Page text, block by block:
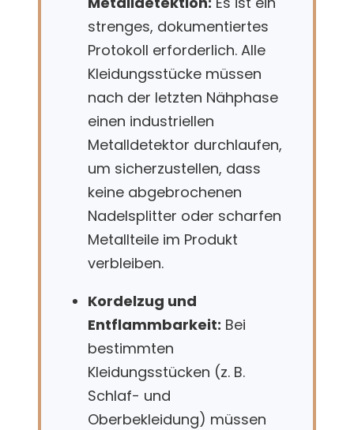
strenges, dokumentiertes
Protokoll erforderlich. Alle
Kleidungsstücke müssen
nach der letzten Nähphase
einen industriellen
Metalldetektor durchlaufen,
um sicherzustellen, dass
keine abgebrochenen
Nadelsplitter oder scharfen
Metallteile im Produkt
verbleiben.
Kordelzug und
Entflammbarkeit: Bei
bestimmten
Kleidungsstücken (z. B.
Schlaf- und
Oberbekleidung) müssen